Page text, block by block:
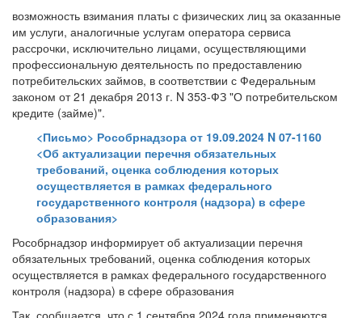
возможность взимания платы с физических лиц за оказанные
им услуги, аналогичные услугам оператора сервиса
рассрочки, исключительно лицами, осуществляющими
профессиональную деятельность по предоставлению
потребительских займов, в соответствии с Федеральным
законом от 21 декабря 2013 г. N 353-ФЗ "О потребительском
кредите (займе)".
<Письмо> Рособрнадзора от 19.09.2024 N 07-1160
<Об актуализации перечня обязательных
требований, оценка соблюдения которых
осуществляется в рамках федерального
государственного контроля (надзора) в сфере
образования>
Рособрнадзор информирует об актуализации перечня
обязательных требований, оценка соблюдения которых
осуществляется в рамках федерального государственного
контроля (надзора) в сфере образования
Так, сообщается, что с 1 сентября 2024 года применяются